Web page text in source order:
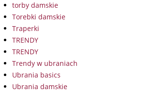
torby damskie
Torebki damskie
Traperki
TRENDY
TRENDY
Trendy w ubraniach
Ubrania basics
Ubrania damskie